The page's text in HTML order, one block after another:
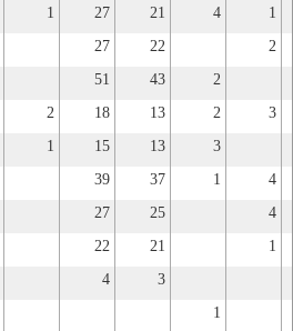
1 27 21 4
1
27 22
2
51 43
2
2 18 13 2
3
1 15 13
3
39 37 1
4
27 25
4
22 21
1
4
3
1